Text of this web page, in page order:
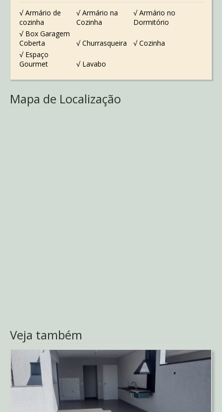
√ Armário de
cozinha
√ Armário na
Cozinha
√ Armário no
Dormitório
√ Box Garagem
Coberta
√ Churrasqueira
√ Cozinha
√ Espaço
Gourmet
√ Lavabo
Mapa de Localização
Veja também